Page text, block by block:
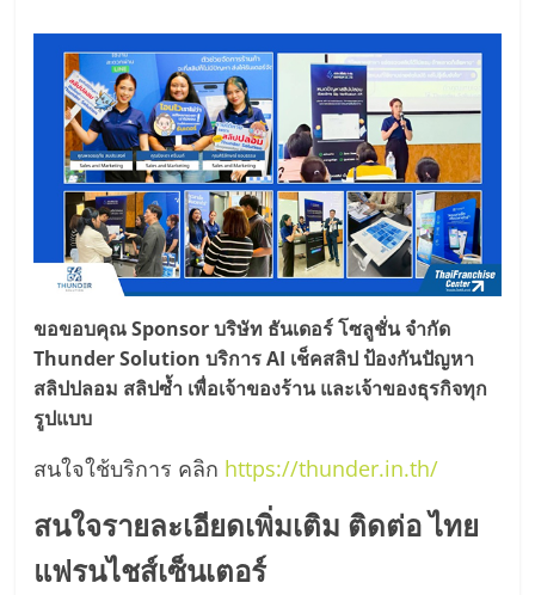
ขอขอบคุณ Sponsor บริษัท ธันเดอร์ โซลูชั่น จำกัด
Thunder Solution บริการ AI เช็คสลิป ป้องกันปัญหา
สลิปปลอม สลิปซ้ำ เพื่อเจ้าของร้าน และเจ้าของธุรกิจทุก
รูปแบบ
สนใจใช้บริการ คลิก https://thunder.in.th/
สนใจรายละเอียดเพิ่มเติม ติดต่อ ไทย
แฟรนไชส์เซ็นเตอร์